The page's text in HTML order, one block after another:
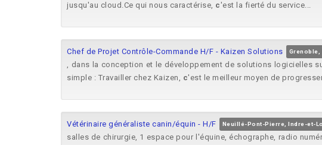
jusqu'au cloud.Ce qui nous caractérise, c'est la fierté du service...
Chef de Projet Contrôle-Commande H/F - Kaizen Solutions Grenoble,
, dans la conception et le développement de solutions logicielles
simple : Travailler chez Kaizen, c'est le meilleur moyen de
Vétérinaire généraliste canin/équin - H/F Neuillé-Pont-Pierre, Indre-et-
salles de chirurgie, 1 espace pour l'équine, échographe, radio